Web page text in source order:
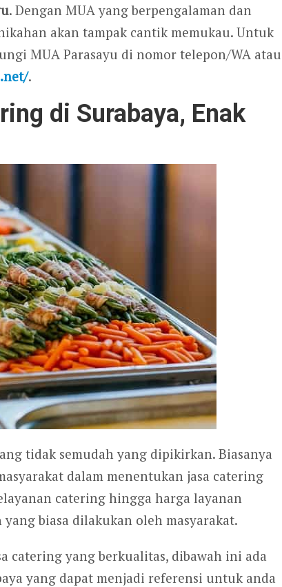
. Dengan MUA yang berpengalaman dan
akan tampak cantik memukau. Untuk
MUA Parasayu di nomor telepon/WA atau
.
di Surabaya, Enak
tidak semudah yang dipikirkan. Biasanya
dalam menentukan jasa catering
catering hingga harga layanan
biasa dilakukan oleh masyarakat.
catering yang berkualitas, dibawah ini ada
yang dapat menjadi referensi untuk anda